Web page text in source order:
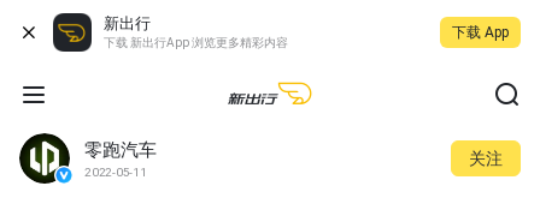
新出行
下载 新出行App 浏览更多精彩内容
下载 App
零跑汽车
2022-05-11
关注